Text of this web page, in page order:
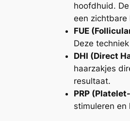
hoofdhuid.
een zichtbare
FUE
Deze
DHI (Direct
haarzakjes
resultaat.
PRP
stimuleren